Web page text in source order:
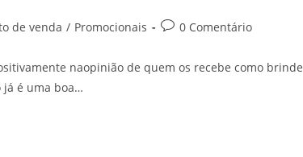
de venda / Promocionais 0 Comentário
naopinião de quem os recebe como brinde
já é uma boa…